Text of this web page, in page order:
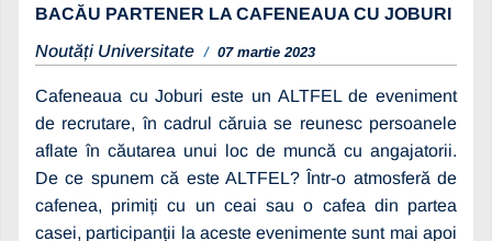
BACĂU PARTENER LA CAFENEAUA CU JOBURI
Noutăți Universitate
07 martie 2023
Cafeneaua cu Joburi este un ALTFEL de eveniment
de recrutare, în cadrul căruia se reunesc persoanele
aflate în căutarea unui loc de muncă cu angajatorii.
De ce spunem că este ALTFEL? Într-o atmosferă de
cafenea, primiți cu un ceai sau o cafea din partea
casei, participanții la aceste evenimente sunt mai apoi